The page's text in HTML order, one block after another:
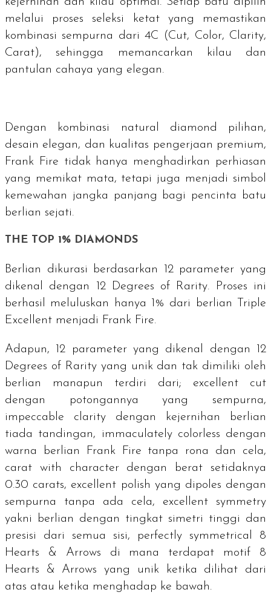
melalui proses seleksi ketat yang memastikan
kombinasi sempurna dari 4C (Cut, Color, Clarity,
Carat), sehingga memancarkan kilau dan
pantulan cahaya yang elegan.
Dengan kombinasi natural diamond pilihan,
desain elegan, dan kualitas pengerjaan premium,
Frank Fire tidak hanya menghadirkan perhiasan
yang memikat mata, tetapi juga menjadi simbol
kemewahan jangka panjang bagi pencinta batu
berlian sejati.
THE TOP 1% DIAMONDS
Berlian dikurasi berdasarkan 12 parameter yang
dikenal dengan
12 Degrees of Rarity. Proses ini
berhasil meluluskan hanya 1% dari berlian
Triple
Excellent menjadi Frank Fire.
Adapun, 12 parameter yang dikenal dengan 12
Degrees of Rarityyang unik dan tak dimiliki oleh
berlian manapun terdiri dari; excellent cut
dengan potongannya yang sempurna,
impeccable clarity dengan kejernihan berlian
tiada tandingan, immaculately colorless dengan
warna berlian Frank Fire tanpa rona dan cela,
carat with character dengan berat setidaknya
0.30 carats, excellent polish yang dipoles dengan
sempurna tanpa ada cela, excellent symmetry
yakni berlian dengan tingkat simetri tinggi dan
presisi dari semua sisi, perfectly symmetrical 8
Hearts & Arrows di mana terdapat motif 8
Hearts & Arrowsyang unik ketika dilihat dari
atas atau ketika menghadap ke bawah.